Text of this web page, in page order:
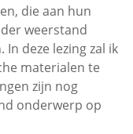
die aan hun
weerstand
deze lezing zal ik
materialen te
zijn nog
onderwerp op